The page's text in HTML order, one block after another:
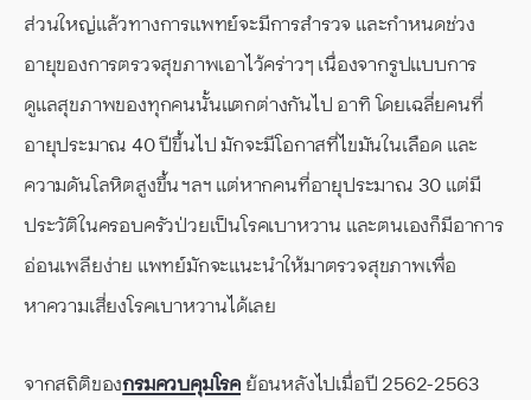
ส่วนใหญ่แล้วทางการแพทย์จะมีการสำรวจ และกำหนดช่วง
อายุของการตรวจสุขภาพเอาไว้คร่าวๆ เนื่องจากรูปแบบการ
ดูแลสุขภาพของทุกคนนั้นแตกต่างกันไป อาทิ โดยเฉลี่ยคนที่
อายุประมาณ 40 ปีขึ้นไป มักจะมีโอกาสที่ไขมันในเลือด และ
ความดันโลหิตสูงขึ้น ฯลฯ แต่หากคนที่อายุประมาณ 30 แต่มี
ประวัติในครอบครัวป่วยเป็นโรคเบาหวาน และตนเองก็มีอาการ
อ่อนเพลียง่าย แพทย์มักจะแนะนำให้มาตรวจสุขภาพเพื่อ
หาความเสี่ยงโรคเบาหวานได้เลย
จากสถิติของกรมควบคุมโรค ย้อนหลังไปเมื่อปี 2562-2563